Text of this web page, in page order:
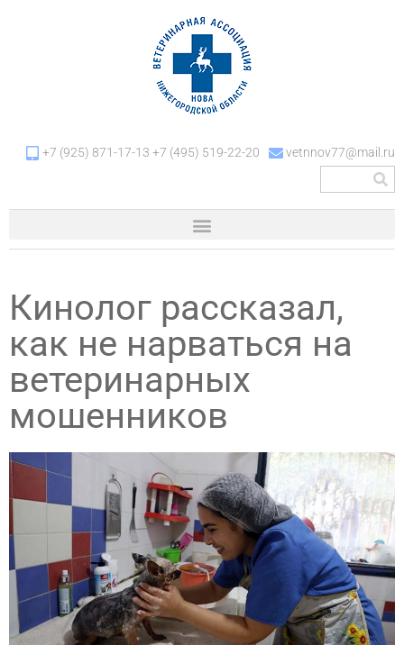
+7 (925) 871-17-13 +7 (495) 519-22-20 vetnnov77@mail.ru
Кинолог рассказал,
как не нарваться на
ветеринарных
мошенников